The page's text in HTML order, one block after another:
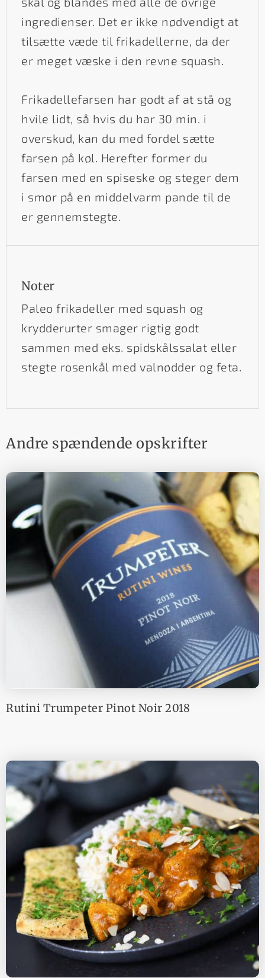
ingredienser. Det er ikke nødvendigt at
tilsætte væde til frikadellerne, da der
er meget væske i den revne squash.
Frikadellefarsen har godt af at stå og
hvile lidt, så hvis du har 30 min. i
overskud, kan du med fordel sætte
farsen på køl. Herefter former du
farsen med en spiseske og steger dem
i smør på en middelvarm pande til de
er gennemstegte.
Noter
Paleo frikadeller med squash og
krydderurter smager rigtig godt
sammen med eks. spidskålssalat eller
stegte rosenkål med valnødder og feta.
Andre spændende opskrifter
Rutini Trumpeter Pinot Noir 2018